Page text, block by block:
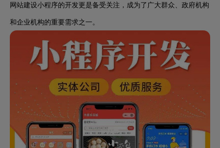
网站建设小程序的开发更是备受关注，成为了广大群众、政府机构
和企业机构的重要需求之一。